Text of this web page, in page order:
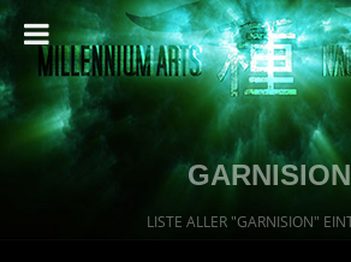
GARNISION
LISTE ALLER "GARNISION"